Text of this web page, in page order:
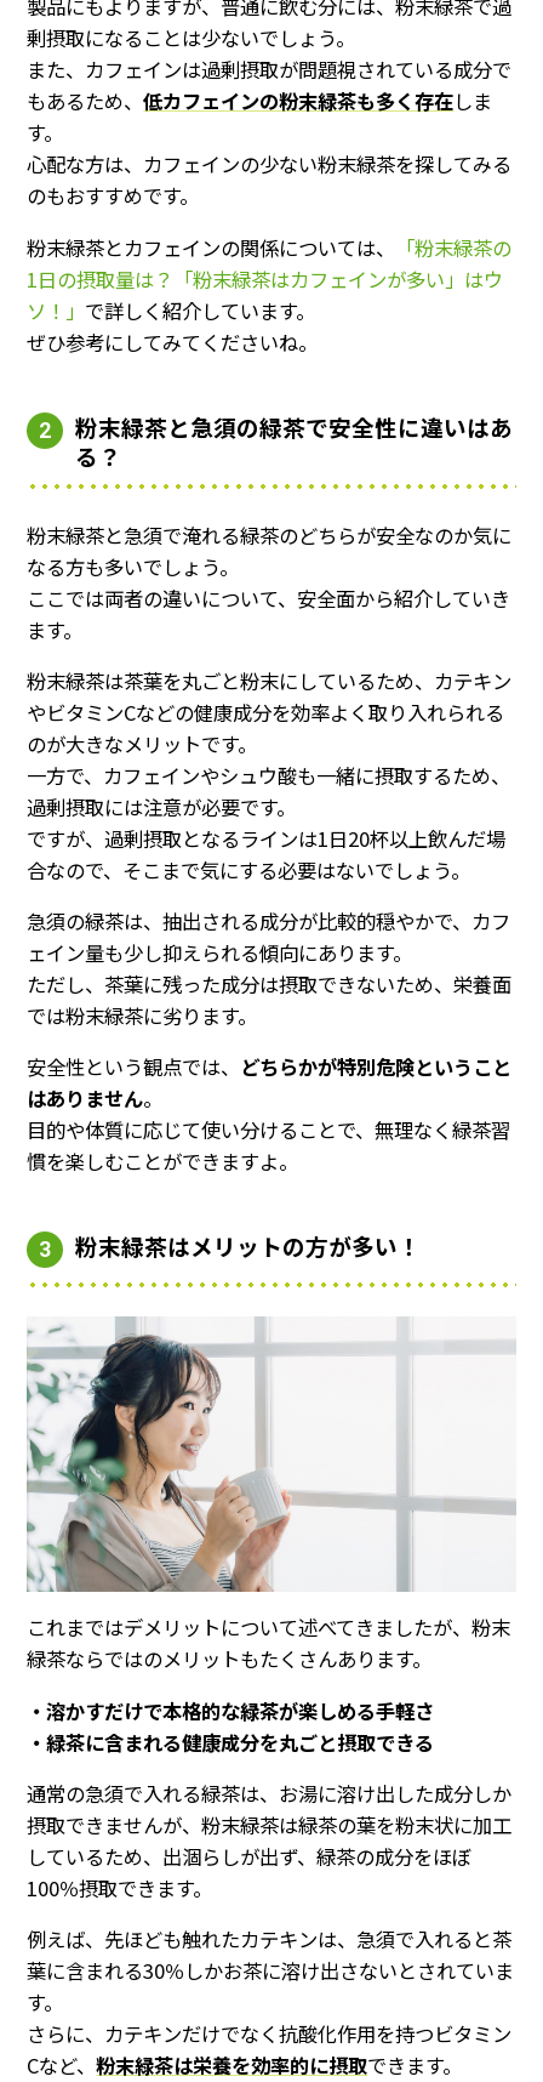
製品にもよりますが、普通に飲む分には、粉末緑茶で過
剰摂取になることは少ないでしょう。
また、カフェインは過剰摂取が問題視されている成分で
もあるため、低カフェインの粉末緑茶も多く存在しま
す。
心配な方は、カフェインの少ない粉末緑茶を探してみる
のもおすすめです。
粉末緑茶とカフェインの関係については、
「粉末緑茶の
1日の摂取量は？「粉末緑茶はカフェインが多い」はウ
ソ！」 で詳しく紹介しています。
ぜひ参考にしてみてくださいね。
2
粉末緑茶と急須の緑茶で安全性に違いはあ
る？
粉末緑茶と急須で淹れる緑茶のどちらが安全なのか気に
なる方も多いでしょう。
ここでは両者の違いについて、安全面から紹介していき
ます。
粉末緑茶は茶葉を丸ごと粉末にしているため、カテキン
やビタミンCなどの健康成分を効率よく取り入れられる
のが大きなメリットです。
一方で、カフェインやシュウ酸も一緒に摂取するため、
過剰摂取には注意が必要です。
ですが、過剰摂取となるラインは1日20杯以上飲んだ場
合なので、そこまで気にする必要はないでしょう。
急須の緑茶は、抽出される成分が比較的穏やかで、カフ
ェイン量も少し抑えられる傾向にあります。
ただし、茶葉に残った成分は摂取できないため、栄養面
では粉末緑茶に劣ります。
安全性という観点では、 どちらかが特別危険ということ
はありません。
目的や体質に応じて使い分けることで、無理なく緑茶習
慣を楽しむことができますよ。
3 粉末緑茶はメリットの方が多い！
これまではデメリットについて述べてきましたが、粉末
緑茶ならではのメリットもたくさんあります。
・溶かすだけで本格的な緑茶が楽しめる手軽さ
・緑茶に含まれる健康成分を丸ごと摂取できる
通常の急須で入れる緑茶は、お湯に溶け出した成分しか
摂取できませんが、粉末緑茶は緑茶の葉を粉末状に加工
しているため、出涸らしが出ず、緑茶の成分をほぼ
100％摂取できます。
例えば、先ほども触れたカテキンは、急須で入れると茶
葉に含まれる30％しかお茶に溶け出さないとされていま
す。
さらに、カテキンだけでなく抗酸化作用を持つビタミン
Cなど、粉末緑茶は栄養を効率的に摂取できます。